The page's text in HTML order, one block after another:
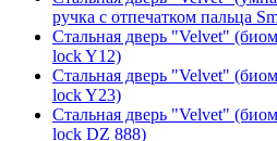
ручка с отпечатком пальца
Стальная дверь "Velvet"
lock Y12)
Стальная дверь "Velvet"
lock Y23)
Стальная дверь "Velvet"
lock DZ 888)